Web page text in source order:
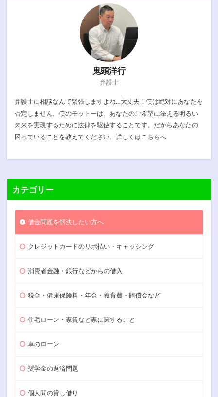
鬼頭洋行
弁護士
弁護士に相談なんて緊張しますよね…大丈夫！僕は絶対にあなたを
否定しません。僕のモットーは、あなたのご希望に添える明るい
未来を実現するために法律を駆使することです。だからあなたの
困っていることを教えてください。詳しくは こちらへ
カテゴリー
借金問題を解決したい方へ
クレジットカードのリボ払い・キャッシング
消費者金融・銀行などからの借入
税金・健康保険料・年金・養育費・賠償金など
住宅ローン・家賃など家に関すること
車のローン
奨学金の返済問題
個人間の貸し借り